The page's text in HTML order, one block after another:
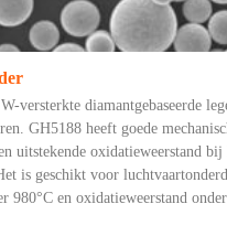
versterkte diamantgebaseerde
GH5188 heeft goede
uitstekende oxidatieweerstand bij
is geschikt voor
980°C en oxidatieweerstand